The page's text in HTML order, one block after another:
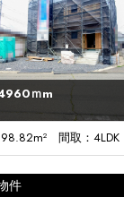
ｍm
間取：4LDK
件